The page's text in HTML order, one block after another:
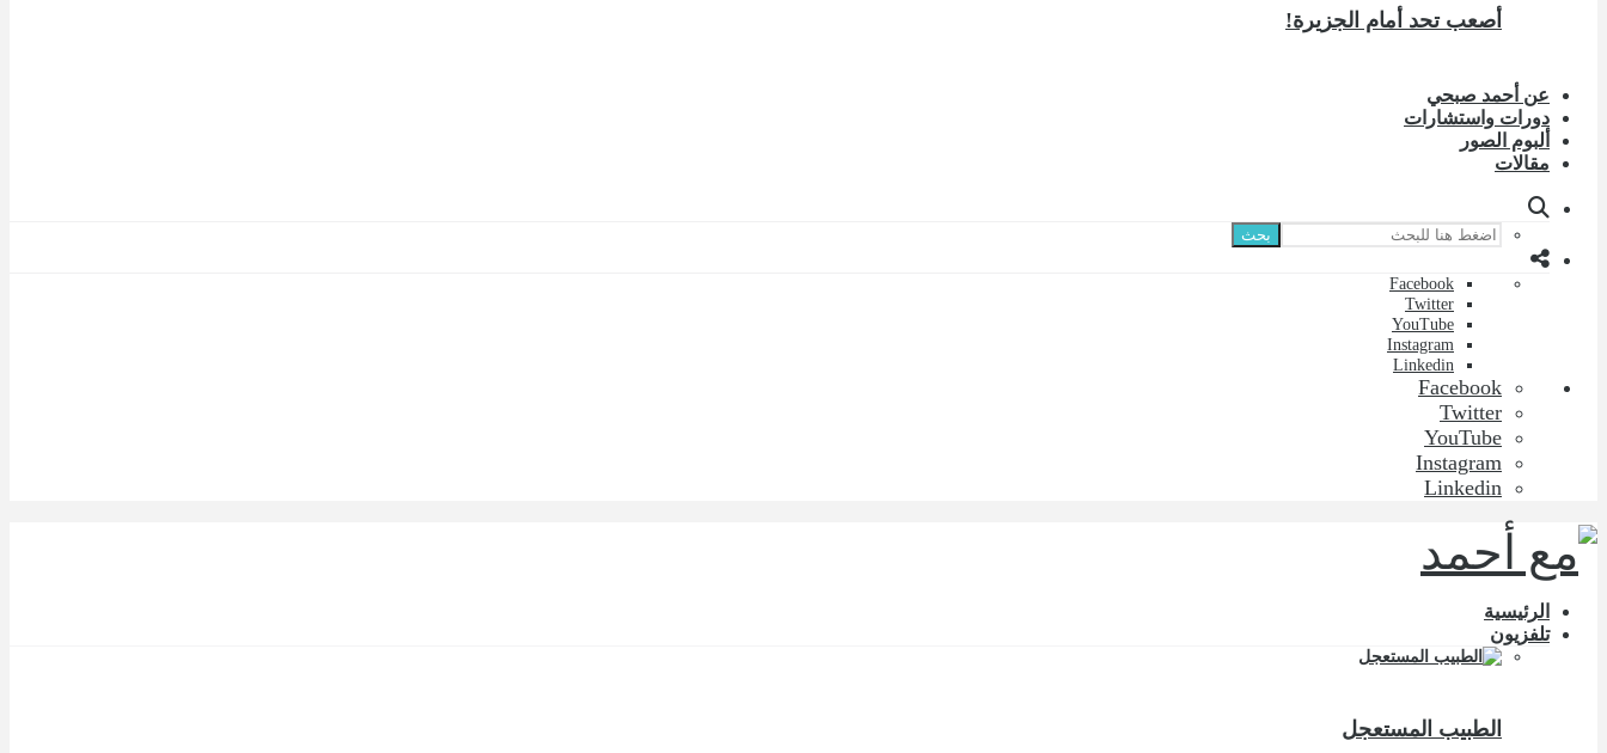
أصعب تحد أمام الجزيرة!
عن أحمد صبحي
دورات واستشارات
ألبوم الصور
مقالات
بحث
Facebook
Twitter
YouTube
Instagram
Linkedin
Facebook
Twitter
YouTube
Instagram
Linkedin
الرئيسية
تلفزيون
الطبيب المستعجل